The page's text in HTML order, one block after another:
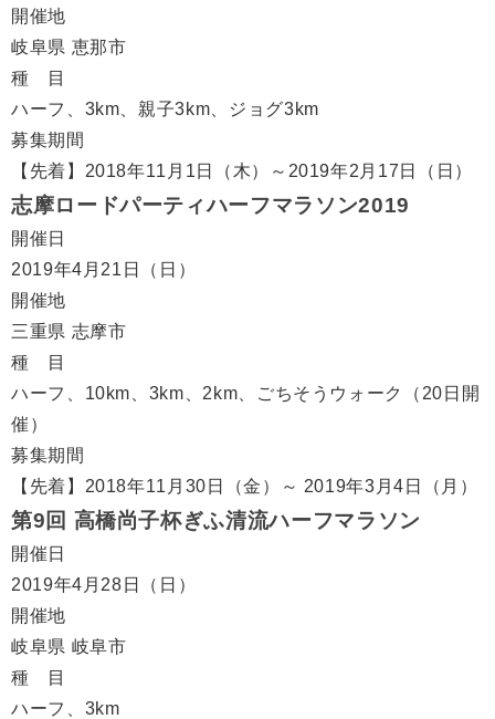
開催地
岐阜県 恵那市
種 目
ハーフ、3km、親子3km、ジョグ3km
募集期間
【先着】2018年11月1日（木）～2019年2月17日（日）
志摩ロードパーティハーフマラソン2019
開催日
2019年4月21日（日）
開催地
三重県 志摩市
種 目
ハーフ、10km、3km、2km、ごちそうウォーク（20日開
催）
募集期間
【先着】2018年11月30日（金）～ 2019年3月4日（月）
第9回 高橋尚子杯ぎふ清流ハーフマラソン
開催日
2019年4月28日（日）
開催地
岐阜県 岐阜市
種 目
ハーフ、3km